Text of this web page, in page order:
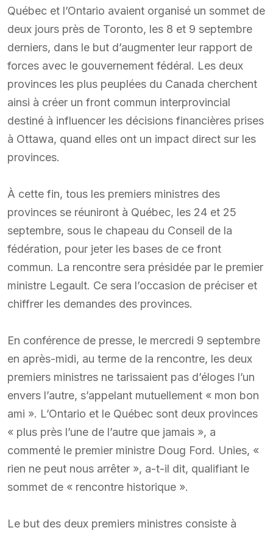
Québec et l’Ontario avaient organisé un sommet de
deux jours près de Toronto, les 8 et 9 septembre
derniers, dans le but d’augmenter leur rapport de
forces avec le gouvernement fédéral. Les deux
provinces les plus peuplées du Canada cherchent
ainsi à créer un front commun interprovincial
destiné à influencer les décisions financières prises
à Ottawa, quand elles ont un impact direct sur les
provinces.
À cette fin, tous les premiers ministres des
provinces se réuniront à Québec, les 24 et 25
septembre, sous le chapeau du Conseil de la
fédération, pour jeter les bases de ce front
commun. La rencontre sera présidée par le premier
ministre Legault. Ce sera l’occasion de préciser et
chiffrer les demandes des provinces.
En conférence de presse, le mercredi 9 septembre
en après-midi, au terme de la rencontre, les deux
premiers ministres ne tarissaient pas d’éloges l’un
envers l’autre, s’appelant mutuellement « mon bon
ami ». L’Ontario et le Québec sont deux provinces
« plus près l’une de l’autre que jamais », a
commenté le premier ministre Doug Ford. Unies, «
rien ne peut nous arrêter », a-t-il dit, qualifiant le
sommet de « rencontre historique ».
Le but des deux premiers ministres consiste à